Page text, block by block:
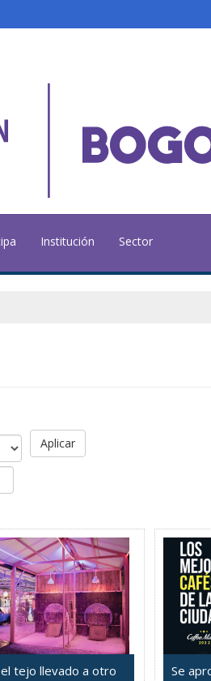
Institución Sector
Aplicar
tejo llevado a otro
Se